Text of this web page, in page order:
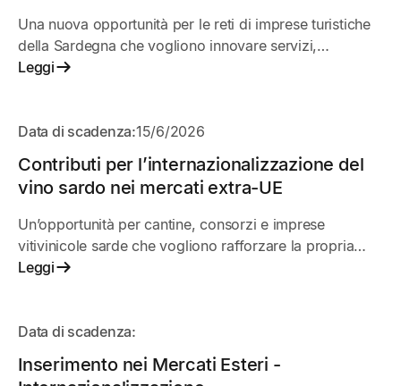
Una nuova opportunità per le reti di imprese turistiche
della Sardegna che vogliono innovare servizi,
organizzazione e presenza sul mercato. L’iniziativa
turistica.
Leggi
Data di scadenza:15/6/2026
Contributi per l’internazionalizzazione del
vino sardo nei mercati extra-UE
Un’opportunità per cantine, consorzi e imprese
vitivinicole sarde che vogliono rafforzare la propria
presenza nei mercati extra-UE. Il bando sostiene
all’estero.
Leggi
Data di scadenza:
Inserimento nei Mercati Esteri -